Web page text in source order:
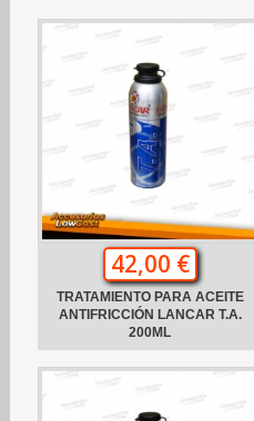
42,00 €
TRATAMIENTO PARA ACEITE
ANTIFRICCIÓN LANCAR T.A.
200ML